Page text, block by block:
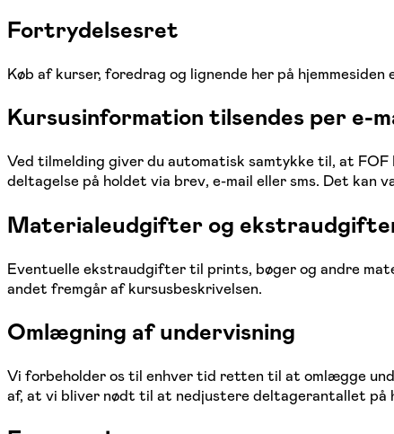
Fortrydelsesret
Køb af kurser, foredrag og lignende her på
Kursusinformation tilsendes per e-
Ved tilmelding giver du automatisk samtykke til, at
deltagelse på holdet via brev, e-mail eller sms. Det kan
Materialeudgifter og
Eventuelle ekstraudgifter til prints, bøger og andre
andet fremgår af kursusbeskrivelsen.
Omlægning af undervisning
Vi forbeholder os til enhver tid retten til at omlægge
af, at vi bliver nødt til at nedjustere deltagerantallet